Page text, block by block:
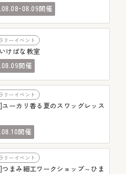
08.08-08.09開催
リーイベント
けばな教室
08.09開催
リーイベント
ーカリ香る夏のスワッグレッス
08.10開催
リーイベント
まみ細工ワークショップ～ひま